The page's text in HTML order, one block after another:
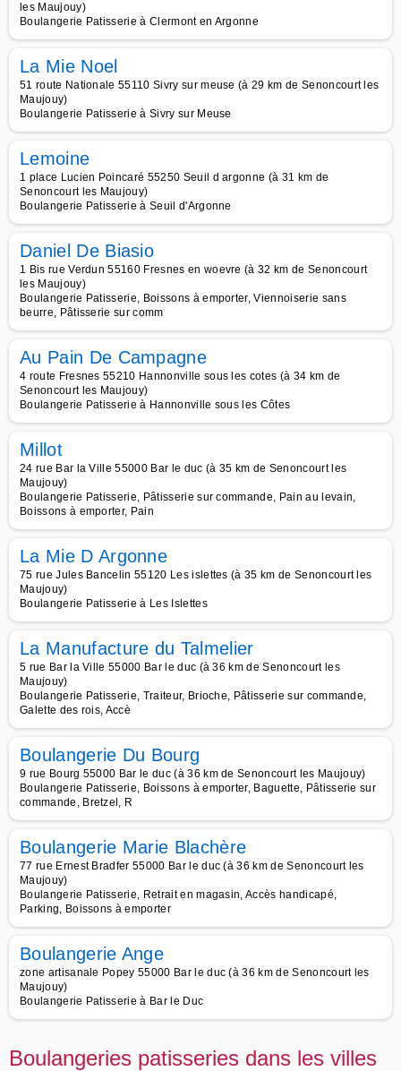
les Maujouy)
Boulangerie Patisserie à Clermont en Argonne
La Mie Noel
51 route Nationale 55110 Sivry sur meuse (à 29 km de Senoncourt les
Maujouy)
Boulangerie Patisserie à Sivry sur Meuse
Lemoine
1 place Lucien Poincaré 55250 Seuil d argonne (à 31 km de
Senoncourt les Maujouy)
Boulangerie Patisserie à Seuil d'Argonne
Daniel De Biasio
1 Bis rue Verdun 55160 Fresnes en woevre (à 32 km de Senoncourt
les Maujouy)
Boulangerie Patisserie, Boissons à emporter, Viennoiserie sans
beurre, Pâtisserie sur comm
Au Pain De Campagne
4 route Fresnes 55210 Hannonville sous les cotes (à 34 km de
Senoncourt les Maujouy)
Boulangerie Patisserie à Hannonville sous les Côtes
Millot
24 rue Bar la Ville 55000 Bar le duc (à 35 km de Senoncourt les
Maujouy)
Boulangerie Patisserie, Pâtisserie sur commande, Pain au levain,
Boissons à emporter, Pain
La Mie D Argonne
75 rue Jules Bancelin 55120 Les islettes (à 35 km de Senoncourt les
Maujouy)
Boulangerie Patisserie à Les Islettes
La Manufacture du Talmelier
5 rue Bar la Ville 55000 Bar le duc (à 36 km de Senoncourt les
Maujouy)
Boulangerie Patisserie, Traiteur, Brioche, Pâtisserie sur commande,
Galette des rois, Accè
Boulangerie Du Bourg
9 rue Bourg 55000 Bar le duc (à 36 km de Senoncourt les Maujouy)
Boulangerie Patisserie, Boissons à emporter, Baguette, Pâtisserie sur
commande, Bretzel, R
Boulangerie Marie Blachère
77 rue Ernest Bradfer 55000 Bar le duc (à 36 km de Senoncourt les
Maujouy)
Boulangerie Patisserie, Retrait en magasin, Accès handicapé,
Parking, Boissons à emporter
Boulangerie Ange
zone artisanale Popey 55000 Bar le duc (à 36 km de Senoncourt les
Maujouy)
Boulangerie Patisserie à Bar le Duc
Boulangeries patisseries dans les villes